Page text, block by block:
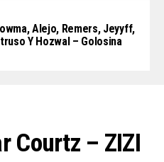
Alejo, Remers, Jeyyff,
Y Hozwal – Golosina
Courtz – ZIZI